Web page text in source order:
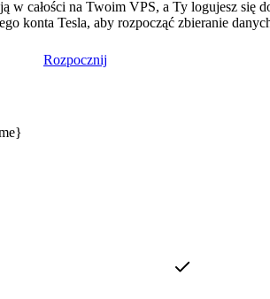
w całości na Twoim VPS, a Ty logujesz się
konta Tesla, aby rozpocząć zbieranie
Rozpocznij